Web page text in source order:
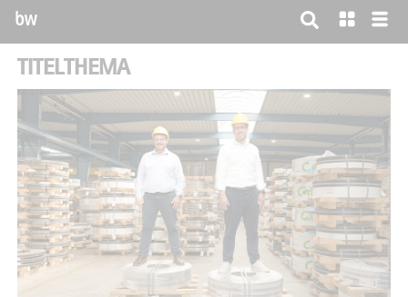
bw
TITELTHEMA